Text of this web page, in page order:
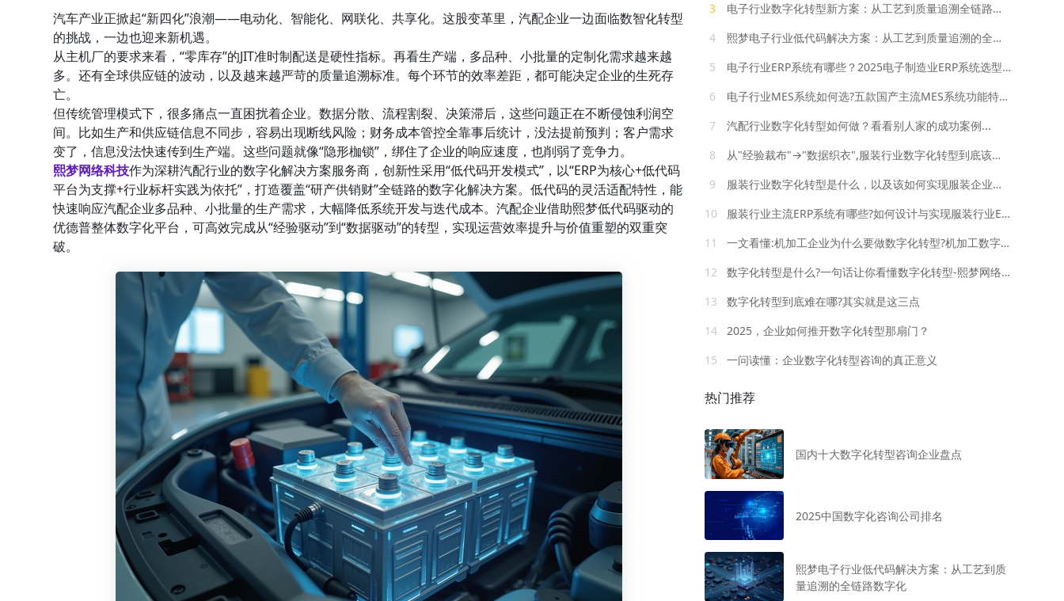
汽车产业正掀起“新四化”浪潮——电动化、智能化、网联化、共享化。这股变革里，汽配企业一边面临数智化转型
的挑战，一边也迎来新机遇。
从主机厂的要求来看，“零库存”的JIT准时制配送是硬性指标。再看生产端，多品种、小批量的定制化需求越来越
多。还有全球供应链的波动，以及越来越严苛的质量追溯标准。每个环节的效率差距，都可能决定企业的生死存
亡。
但传统管理模式下，很多痛点一直困扰着企业。数据分散、流程割裂、决策滞后，这些问题正在不断侵蚀利润空
间。比如生产和供应链信息不同步，容易出现断线风险；财务成本管控全靠事后统计，没法提前预判；客户需求
变了，信息没法快速传到生产端。这些问题就像“隐形枷锁”，绑住了企业的响应速度，也削弱了竞争力。
熙梦网络科技作为深耕汽配行业的数字化解决方案服务商，创新性采用“低代码开发模式”，以“ERP为核心+低代码
平台为支撑+行业标杆实践为依托”，打造覆盖“研产供销财”全链路的数字化解决方案。低代码的灵活适配特性，能
快速响应汽配企业多品种、小批量的生产需求，大幅降低系统开发与迭代成本。汽配企业借助熙梦低代码驱动的
优德普整体数字化平台，可高效完成从“经验驱动”到“数据驱动”的转型，实现运营效率提升与价值重塑的双重突
破。
3
电子行业数字化转型新方案：从工艺到质量追溯全链路数字化管理
4
熙梦电子行业低代码解决方案：从工艺到质量追溯的全链路数字化
5
电子行业ERP系统有哪些？2025电子制造业ERP系统选型评测
6
电子行业MES系统如何选?五款国产主流MES系统功能特点对比
7
汽配行业数字化转型如何做？看看别人家的成功案例...
8
从"经验裁布"→"数据织衣",服装行业数字化转型到底该如何落地?
9
服装行业数字化转型是什么，以及该如何实现服装企业数字化转型？
10
服装行业主流ERP系统有哪些?如何设计与实现服装行业ERP系统?
11
一文看懂:机加工企业为什么要做数字化转型?机加工数字化该怎么做
12
数字化转型是什么?一句话让你看懂数字化转型-熙梦网络科技
13
数字化转型到底难在哪?其实就是这三点
14
2025，企业如何推开数字化转型那扇门？
15
一问读懂：企业数字化转型咨询的真正意义
热门推荐
国内十大数字化转型咨询企业盘点
2025中国数字化咨询公司排名
熙梦电子行业低代码解决方案：从工艺到质
量追溯的全链路数字化